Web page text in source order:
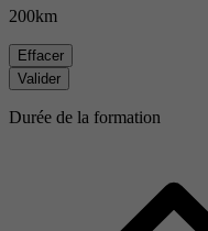
200km
Effacer
Valider
Durée de la formation